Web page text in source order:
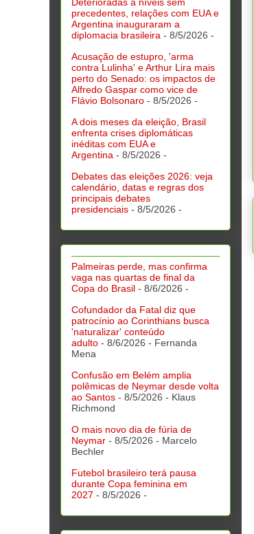
precedentes, relações com EUA e
Argentina inauguraram a
diplomacia brasileira - 8/5/2026 -
Acusação de estupro, 'arma
contra Lulinha' e Arthur Lira mais
perto do Senado: os impactos de
Alfredo Gaspar como vice de
Flávio Bolsonaro - 8/5/2026 -
A dois meses da eleição, Brasil
enfrenta crises diplomáticas
inéditas com EUA e
Argentina - 8/5/2026 -
Debates das eleições 2026: veja
calendário, datas e regras dos
principais debates
presidenciais - 8/5/2026 -
Palmeiras perde, mas confirma
vaga nas quartas de final da
Copa do Brasil - 8/6/2026 -
Cofundador da Fatal diz que
patrocínio ao Corinthians busca
'naturalizar' conteúdo
adulto - 8/6/2026 - Fernanda
Mena
Confusão em Belém amplia
polêmicas de Neymar desde volta
ao Santos - 8/5/2026 - Klaus
Richmond
O mais novo dia de fúria de
Neymar - 8/5/2026 - Marcelo
Bechler
Futebol brasileiro terá pausa
durante Copa feminina em
2027 - 8/5/2026 -